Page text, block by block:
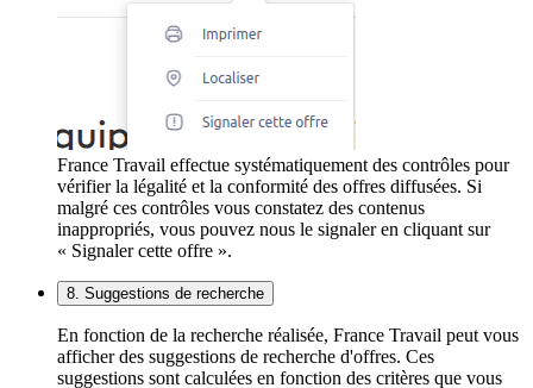
France Travail effectue systématiquement des contrôles pour
vérifier la légalité et la conformité des offres diffusées. Si
malgré ces contrôles vous constatez des contenus
inappropriés, vous pouvez nous le signaler en cliquant sur
« Signaler cette offre ».
8. Suggestions de recherche
En fonction de la recherche réalisée, France Travail peut vous
afficher des suggestions de recherche d'offres. Ces
suggestions sont calculées en fonction des critères que vous